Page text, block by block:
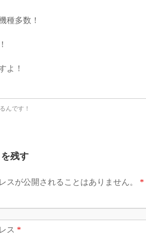
種多数！
よ！
んです！
残す
スが公開されることはありません。 *
ス *